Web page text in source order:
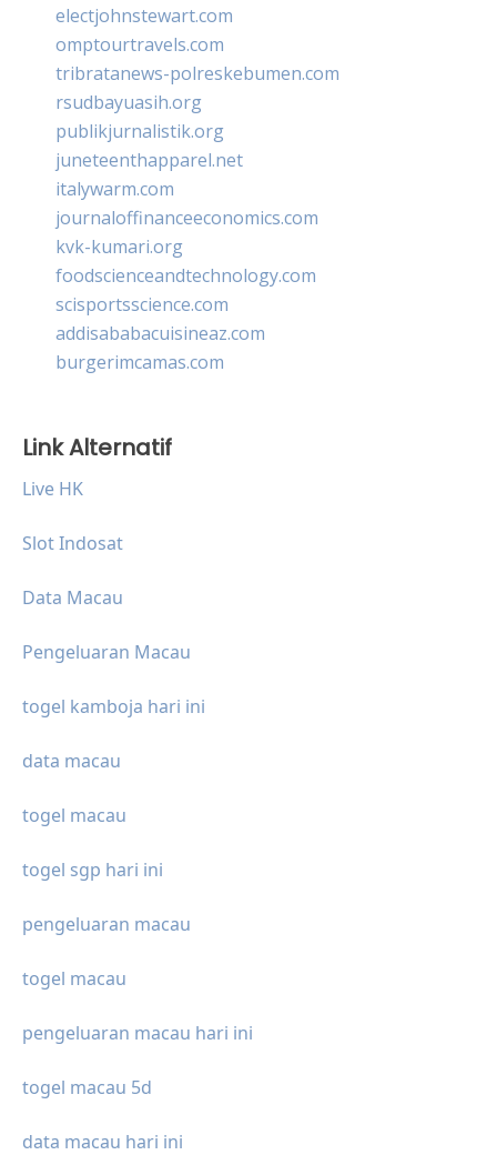
electjohnstewart.com
omptourtravels.com
tribratanews-polreskebumen.com
rsudbayuasih.org
publikjurnalistik.org
juneteenthapparel.net
italywarm.com
journaloffinanceeconomics.com
kvk-kumari.org
foodscienceandtechnology.com
scisportsscience.com
addisababacuisineaz.com
burgerimcamas.com
Link Alternatif
Live HK
Slot Indosat
Data Macau
Pengeluaran Macau
togel kamboja hari ini
data macau
togel macau
togel sgp hari ini
pengeluaran macau
togel macau
pengeluaran macau hari ini
togel macau 5d
data macau hari ini